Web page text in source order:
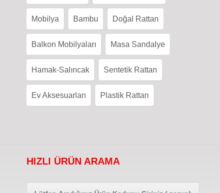
Mobilya Bambu Doğal Rattan
Balkon Mobilyaları Masa Sandalye
Hamak-Salıncak Sentetik Rattan
Ev Aksesuarları Plastik Rattan
HIZLI ÜRÜN ARAMA